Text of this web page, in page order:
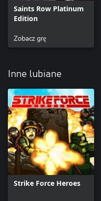
Saints Row Platinum
Edition
Zobacz grę
Inne lubiane
Strike Force Heroes